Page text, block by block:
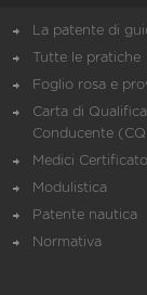
La patente di
Tutte le pratiche
Foglio rosa e
Carta di
Conducente
Medici
Modulistica
Patente nautica
Normativa